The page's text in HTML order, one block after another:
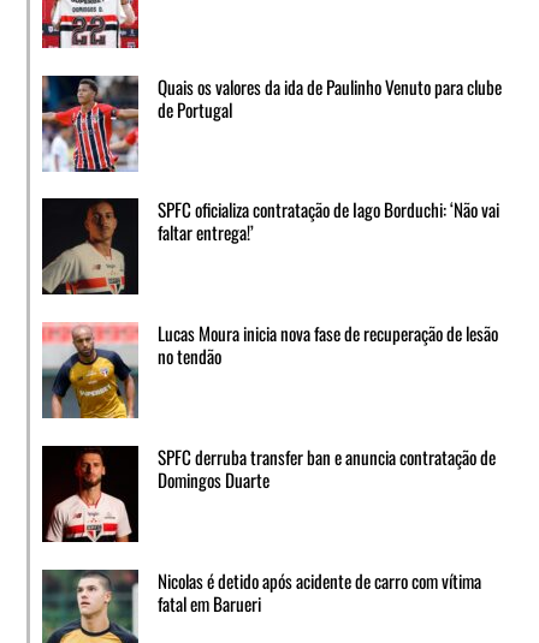
Quais os valores da ida de Paulinho Venuto para clube
de Portugal
SPFC oficializa contratação de Iago Borduchi: ‘Não vai
faltar entrega!’
Lucas Moura inicia nova fase de recuperação de lesão
no tendão
SPFC derruba transfer ban e anuncia contratação de
Domingos Duarte
Nicolas é detido após acidente de carro com vítima
fatal em Barueri